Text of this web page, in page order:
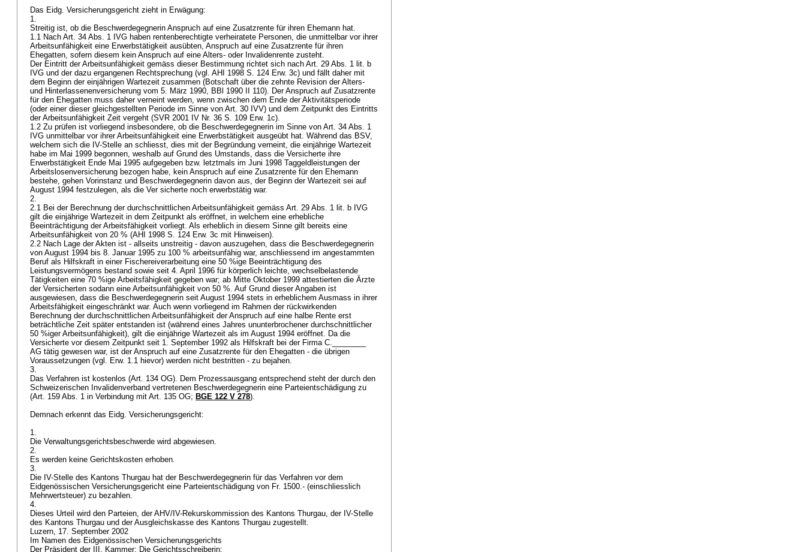
Das Eidg. Versicherungsgericht zieht in Erwägung:
1.
Streitig ist, ob die Beschwerdegegnerin Anspruch auf eine Zusatzrente für ihren Ehemann hat.
1.1 Nach Art. 34 Abs. 1 IVG haben rentenberechtigte verheiratete Personen, die unmittelbar vor ihrer
Arbeitsunfähigkeit eine Erwerbstätigkeit ausübten, Anspruch auf eine Zusatzrente für ihren
Ehegatten, sofern diesem kein Anspruch auf eine Alters- oder Invalidenrente zusteht.
Der Eintritt der Arbeitsunfähigkeit gemäss dieser Bestimmung richtet sich nach Art. 29 Abs. 1 lit. b
IVG und der dazu ergangenen Rechtsprechung (vgl. AHI 1998 S. 124 Erw. 3c) und fällt daher mit
dem Beginn der einjährigen Wartezeit zusammen (Botschaft über die zehnte Revision der Alters-
und Hinterlassenenversicherung vom 5. März 1990, BBl 1990 II 110). Der Anspruch auf Zusatzrente
für den Ehegatten muss daher verneint werden, wenn zwischen dem Ende der Aktivitätsperiode
(oder einer dieser gleichgestellten Periode im Sinne von Art. 30 IVV) und dem Zeitpunkt des Eintritts
der Arbeitsunfähigkeit Zeit vergeht (SVR 2001 IV Nr. 36 S. 109 Erw. 1c).
1.2 Zu prüfen ist vorliegend insbesondere, ob die Beschwerdegegnerin im Sinne von Art. 34 Abs. 1
IVG unmittelbar vor ihrer Arbeitsunfähigkeit eine Erwerbstätigkeit ausgeübt hat. Während das BSV,
welchem sich die IV-Stelle an schliesst, dies mit der Begründung verneint, die einjährige Wartezeit
habe im Mai 1999 begonnen, weshalb auf Grund des Umstands, dass die Versicherte ihre
Erwerbstätigkeit Ende Mai 1995 aufgegeben bzw. letztmals im Juni 1998 Taggeldleistungen der
Arbeitslosenversicherung bezogen habe, kein Anspruch auf eine Zusatzrente für den Ehemann
bestehe, gehen Vorinstanz und Beschwerdegegnerin davon aus, der Beginn der Wartezeit sei auf
August 1994 festzulegen, als die Ver sicherte noch erwerbstätig war.
2.
2.1 Bei der Berechnung der durchschnittlichen Arbeitsunfähigkeit gemäss Art. 29 Abs. 1 lit. b IVG
gilt die einjährige Wartezeit in dem Zeitpunkt als eröffnet, in welchem eine erhebliche
Beeinträchtigung der Arbeitsfähigkeit vorliegt. Als erheblich in diesem Sinne gilt bereits eine
Arbeitsunfähigkeit von 20 % (AHI 1998 S. 124 Erw. 3c mit Hinweisen).
2.2 Nach Lage der Akten ist - allseits unstreitig - davon auszugehen, dass die Beschwerdegegnerin
von August 1994 bis 8. Januar 1995 zu 100 % arbeitsunfähig war, anschliessend im angestammten
Beruf als Hilfskraft in einer Fischereiverarbeitung eine 50 %ige Beeinträchtigung des
Leistungsvermögens bestand sowie seit 4. April 1996 für körperlich leichte, wechselbelastende
Tätigkeiten eine 70 %ige Arbeitsfähigkeit gegeben war; ab Mitte Oktober 1999 attestierten die Ärzte
der Versicherten sodann eine Arbeitsunfähigkeit von 50 %. Auf Grund dieser Angaben ist
ausgewiesen, dass die Beschwerdegegnerin seit August 1994 stets in erheblichem Ausmass in ihrer
Arbeitsfähigkeit eingeschränkt war. Auch wenn vorliegend im Rahmen der rückwirkenden
Berechnung der durchschnittlichen Arbeitsunfähigkeit der Anspruch auf eine halbe Rente erst
beträchtliche Zeit später entstanden ist (während eines Jahres ununterbrochener durchschnittlicher
50 %iger Arbeitsunfähigkeit), gilt die einjährige Wartezeit als im August 1994 eröffnet. Da die
Versicherte vor diesem Zeitpunkt seit 1. September 1992 als Hilfskraft bei der Firma C.________
AG tätig gewesen war, ist der Anspruch auf eine Zusatzrente für den Ehegatten - die übrigen
Voraussetzungen (vgl. Erw. 1.1 hievor) werden nicht bestritten - zu bejahen.
3.
Das Verfahren ist kostenlos (Art. 134 OG). Dem Prozessausgang entsprechend steht der durch den
Schweizerischen Invalidenverband vertretenen Beschwerdegegnerin eine Parteientschädigung zu
(Art. 159 Abs. 1 in Verbindung mit Art. 135 OG; BGE 122 V 278).
Demnach erkennt das Eidg. Versicherungsgericht:
1.
Die Verwaltungsgerichtsbeschwerde wird abgewiesen.
2.
Es werden keine Gerichtskosten erhoben.
3.
Die IV-Stelle des Kantons Thurgau hat der Beschwerdegegnerin für das Verfahren vor dem
Eidgenössischen Versicherungsgericht eine Parteientschädigung von Fr. 1500.- (einschliesslich
Mehrwertsteuer) zu bezahlen.
4.
Dieses Urteil wird den Parteien, der AHV/IV-Rekurskommission des Kantons Thurgau, der IV-Stelle
des Kantons Thurgau und der Ausgleichskasse des Kantons Thurgau zugestellt.
Luzern, 17. September 2002
Im Namen des Eidgenössischen Versicherungsgerichts
Der Präsident der III. Kammer: Die Gerichtsschreiberin: